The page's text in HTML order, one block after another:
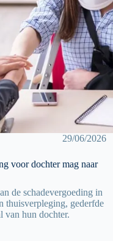
29/06/2026
voor dochter mag naar
de schadevergoeding in
thuisverpleging, gederfde
van hun dochter.